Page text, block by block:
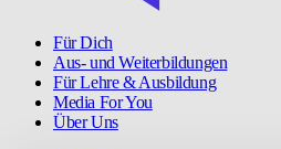
Für Dich
Aus- und Weiterbildungen
Für Lehre & Ausbildung
Media For You
Über Uns